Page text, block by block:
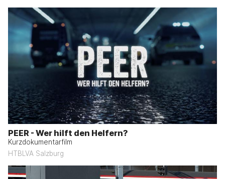
PEER - Wer hilft den Helfern?
Kurzdokumentarfilm
HTBLVA Salzburg